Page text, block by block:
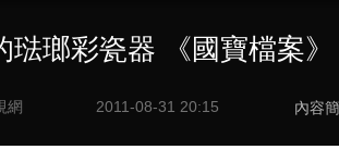
琺瑯彩瓷器 《國寶檔案
網 2011-08-31 20:15 內容